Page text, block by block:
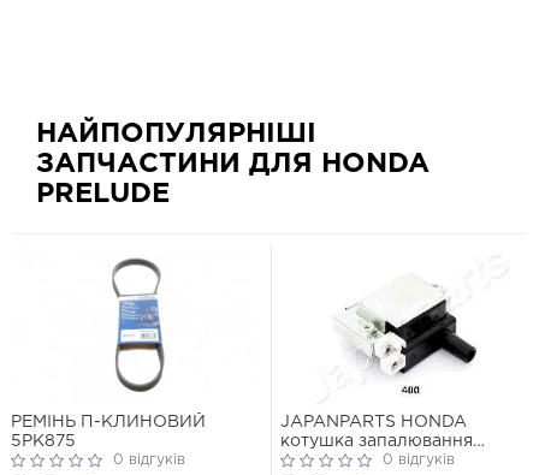
НАЙПОПУЛЯРНІШІ
ЗАПЧАСТИНИ ДЛЯ HONDA
PRELUDE
РЕМІНЬ П-КЛИНОВИЙ
5PK875
0 відгуків
JAPANPARTS HONDA
котушка запалювання
Accord,Civic V,VI,CR-V I,HR-
0 відгуків